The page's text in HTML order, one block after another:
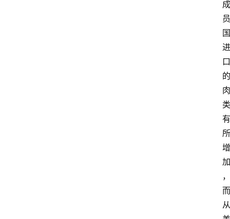
成
员
国
进
口
的
肉
类
有
所
增
加
，
而
从